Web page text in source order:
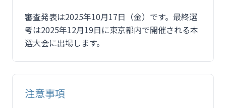
審査発表は2025年10月17日（金）です。最終選
考は2025年12月19日に東京都内で開催される本
選大会に出場します。
注意事項